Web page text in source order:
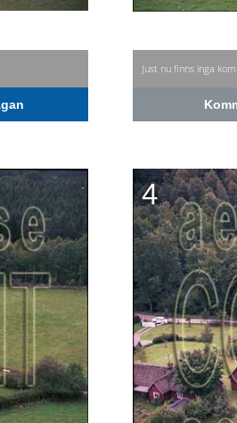
Just nu finns inga
4